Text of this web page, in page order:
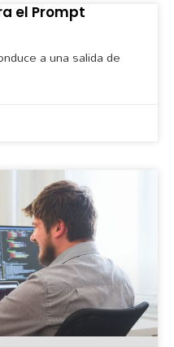
el Prompt
a una salida de